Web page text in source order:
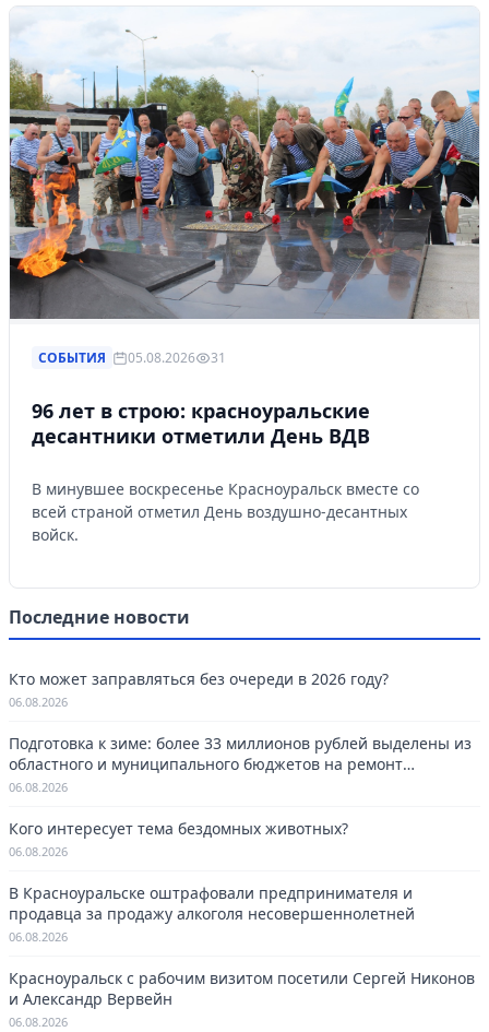
СОБЫТИЯ 05.08.2026 31
96 лет в строю: красноуральские
десантники отметили День ВДВ
В минувшее воскресенье Красноуральск вместе со
всей страной отметил День воздушно-десантных
войск.
Последние новости
Кто может заправляться без очереди в 2026 году?
06.08.2026
Подготовка к зиме: более 33 миллионов рублей выделены из
областного и муниципального бюджетов на ремонт
котельных в Красноуральске.
06.08.2026
Кого интересует тема бездомных животных?
06.08.2026
В Красноуральске оштрафовали предпринимателя и
продавца за продажу алкоголя несовершеннолетней
06.08.2026
Красноуральск с рабочим визитом посетили Сергей Никонов
и Александр Вервейн
06.08.2026